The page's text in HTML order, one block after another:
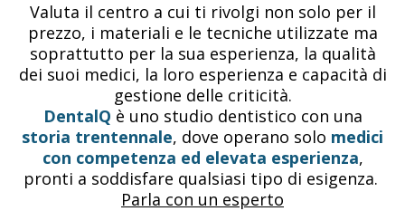
Valuta il centro a cui ti rivolgi non solo per il
prezzo, i materiali e le tecniche utilizzate ma
soprattutto per la sua esperienza, la qualità
dei suoi medici, la loro esperienza e capacità di
gestione delle criticità.
DentalQ è uno studio dentistico con una
storia trentennale, dove operano solo medici
con competenza ed elevata esperienza,
pronti a soddisfare qualsiasi tipo di esigenza.
Parla con un esperto